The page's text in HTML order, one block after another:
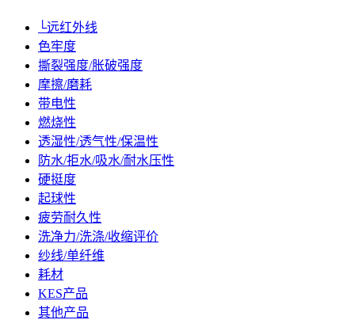
└远红外线
色牢度
撕裂强度/胀破强度
摩擦/磨耗
带电性
燃烧性
透湿性/透气性/保温性
防水/拒水/吸水/耐水压性
硬挺度
起球性
疲劳耐久性
洗净力/洗涤/收缩评价
纱线/单纤维
耗材
KES产品
其他产品